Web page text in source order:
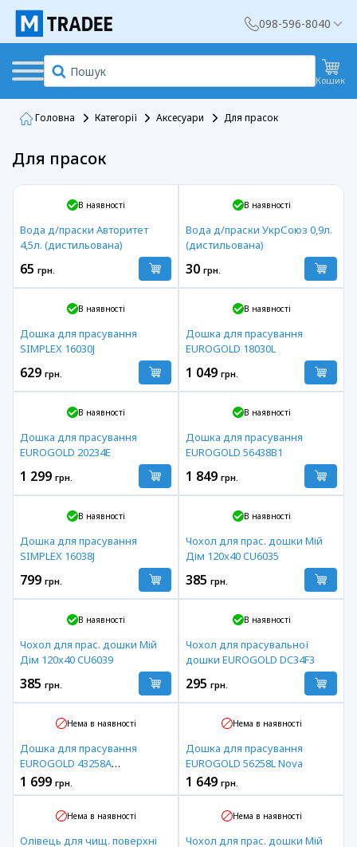
098-596-8040
Кошик
Головна Категорії Аксесуари Для прасок
Для прасок
В наявності
Вода д/праски Авторитет
4,5л. (дистильована)
65 грн.
В наявності
Вода д/праски УкрСоюз 0,9л.
(дистильована)
30 грн.
В наявності
Дошка для прасування
SIMPLEX 16030J
629 грн.
В наявності
Дошка для прасування
EUROGOLD 18030L
1 049 грн.
В наявності
Дошка для прасування
EUROGOLD 20234E
1 299 грн.
В наявності
Дошка для прасування
EUROGOLD 56438B1
1 849 грн.
В наявності
Дошка для прасування
SIMPLEX 16038J
799 грн.
В наявності
Чохол для прас. дошки Мій
Дім 120x40 CU6035
385 грн.
В наявності
Чохол для прас. дошки Мій
Дім 120x40 CU6039
385 грн.
В наявності
Чохол для прасувальної
дошки EUROGOLD DC34F3
295 грн.
Нема в наявності
Дошка для прасування
EUROGOLD 43258A
Ambassador
1 699 грн.
Нема в наявності
Дошка для прасування
EUROGOLD 56258L Nova
1 649 грн.
Нема в наявності
Олівець для чищ. поверхні
Нема в наявності
Чохол для прас. дошки Мій